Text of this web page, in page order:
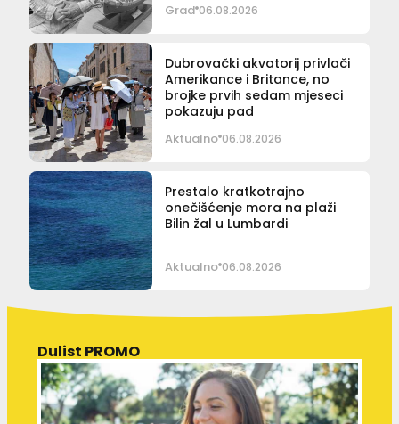
Grad 06.08.2026
Dubrovački akvatorij privlači
Amerikance i Britance, no
brojke prvih sedam mjeseci
pokazuju pad
Aktualno 06.08.2026
Prestalo kratkotrajno
onečišćenje mora na plaži
Bilin žal u Lumbardi
Aktualno 06.08.2026
Dulist PROMO